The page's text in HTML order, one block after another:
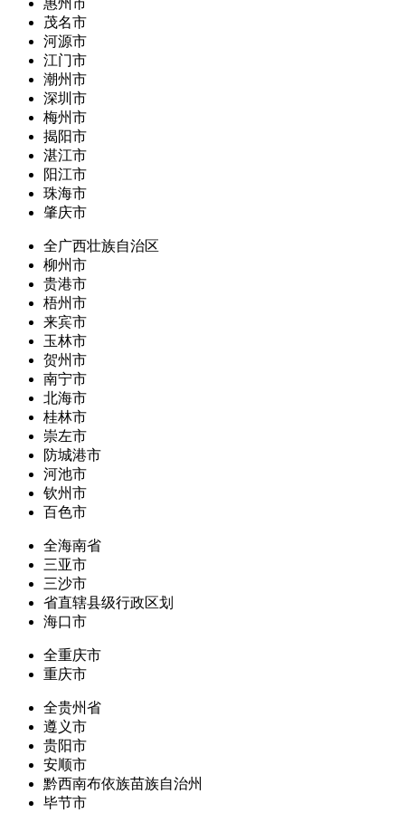
惠州市
茂名市
河源市
江门市
潮州市
深圳市
梅州市
揭阳市
湛江市
阳江市
珠海市
肇庆市
全广西壮族自治区
柳州市
贵港市
梧州市
来宾市
玉林市
贺州市
南宁市
北海市
桂林市
崇左市
防城港市
河池市
钦州市
百色市
全海南省
三亚市
三沙市
省直辖县级行政区划
海口市
全重庆市
重庆市
全贵州省
遵义市
贵阳市
安顺市
黔西南布依族苗族自治州
毕节市